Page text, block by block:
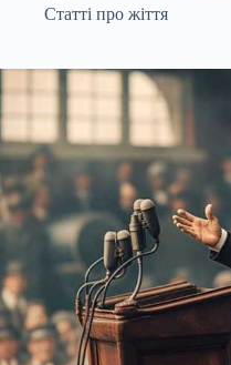
Статті про жіття